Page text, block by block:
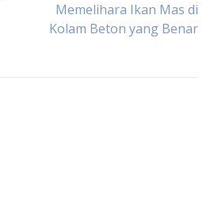
Memelihara Ikan Mas di
Kolam Beton yang Benar